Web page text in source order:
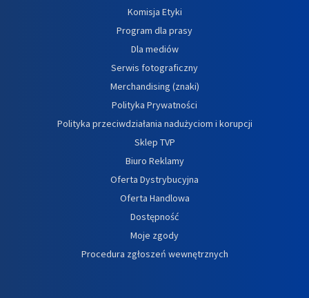
Komisja Etyki
Program dla prasy
Dla mediów
Serwis fotograficzny
Merchandising (znaki)
Polityka Prywatności
Polityka przeciwdziałania nadużyciom i korupcji
Sklep TVP
Biuro Reklamy
Oferta Dystrybucyjna
Oferta Handlowa
Dostępność
Moje zgody
Procedura zgłoszeń wewnętrznych